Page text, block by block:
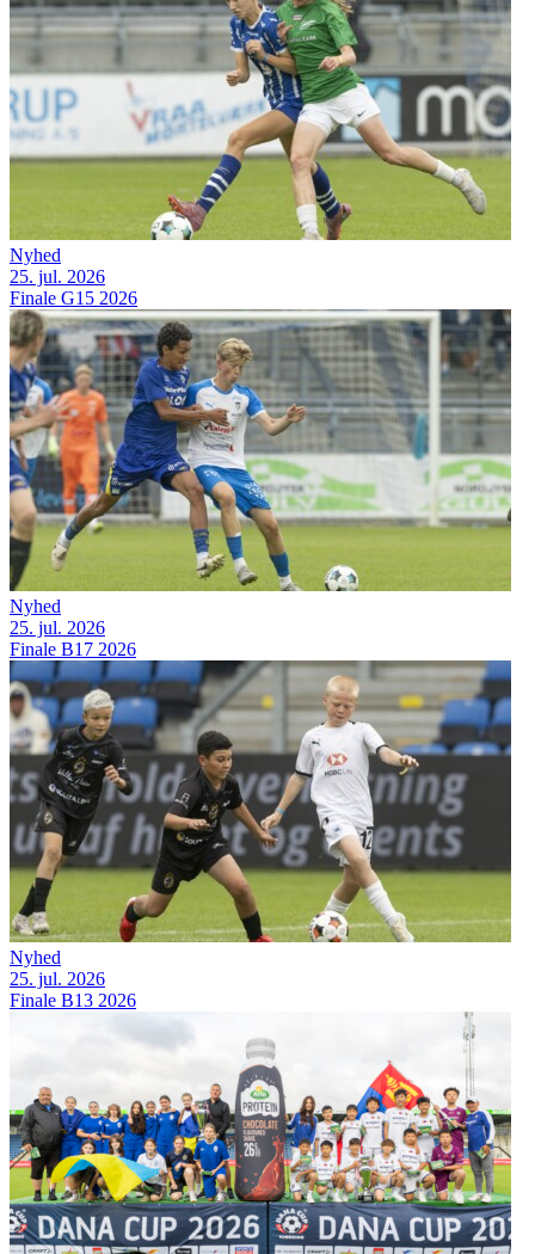
Nyhed
25. jul. 2026
Finale G15 2026
Nyhed
25. jul. 2026
Finale B17 2026
Nyhed
25. jul. 2026
Finale B13 2026